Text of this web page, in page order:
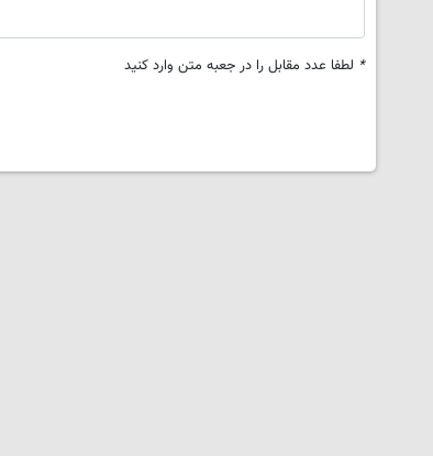
* لطفا عدد مقابل را در جعبه متن وارد کنید